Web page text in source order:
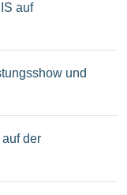
auf
und
auf der